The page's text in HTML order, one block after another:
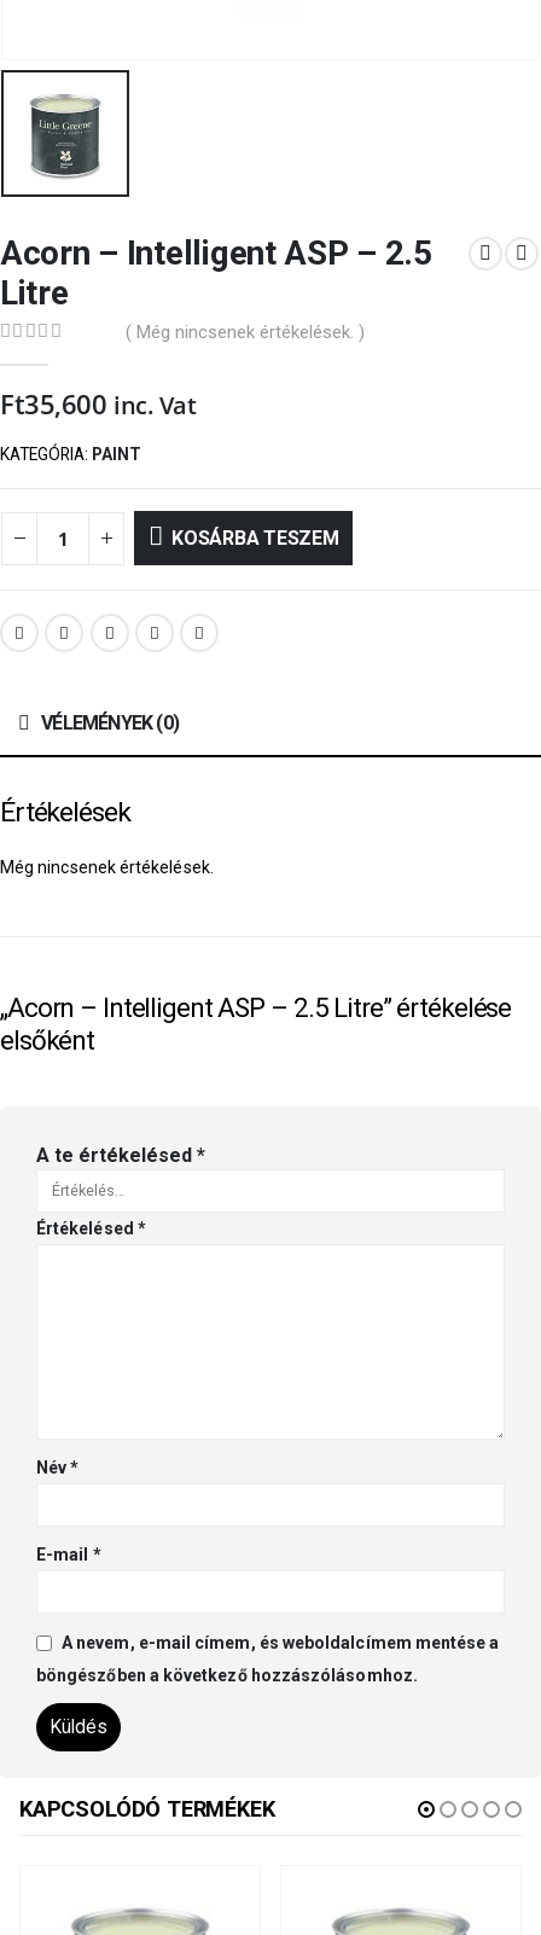
Acorn – Intelligent ASP – 2.5
Litre
( Még nincsenek értékelések. )
Ft35,600 inc. Vat
KATEGÓRIA: PAINT
KOSÁRBA TESZEM
VÉLEMÉNYEK (0)
Értékelések
Még nincsenek értékelések.
„Acorn – Intelligent ASP – 2.5 Litre” értékelése
elsőként
A te értékelésed *
Értékelésed *
Név*
E-mail *
A nevem, e-mail címem, és weboldalcímem mentése a
böngészőben a következő hozzászólásomhoz.
KAPCSOLÓDÓ TERMÉKEK